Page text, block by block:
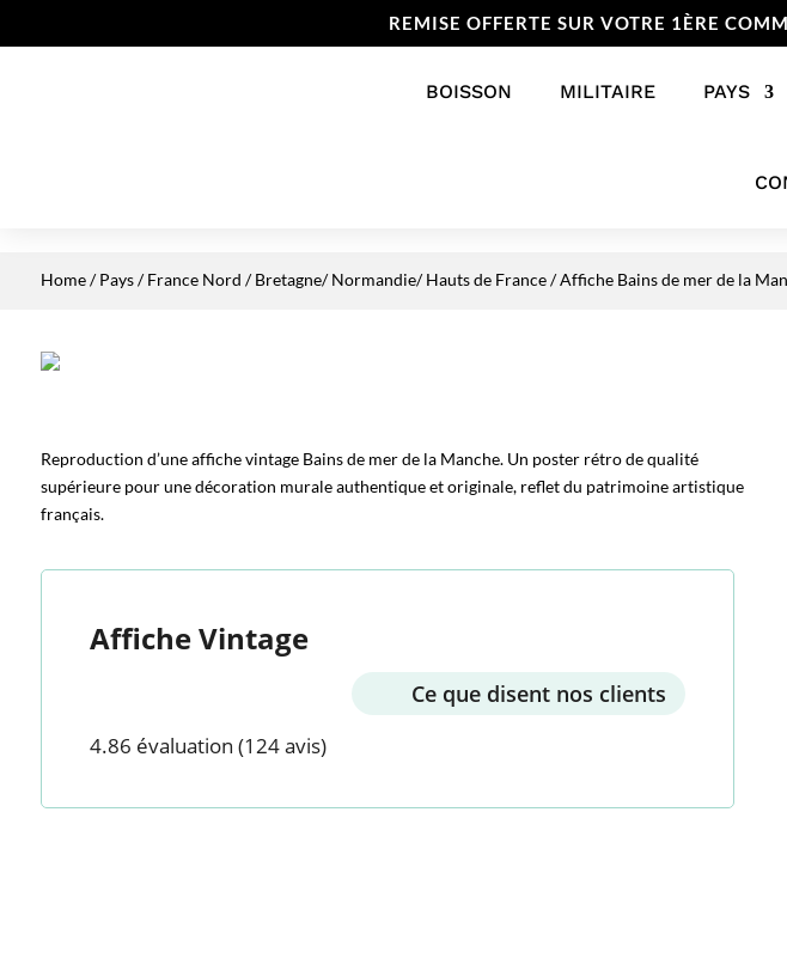
REMISE OFFERTE SUR VOTRE 1ÈRE
BOISSON MILITAIRE PAYS
Home/Pays/France Nord /Bretagne/ Normandie/ Hauts de France/ Affiche Bains de mer de la
Reproduction d’une affiche vintage Bains de mer de la Manche. Un poster rétro de qualité
supérieure pour une décoration murale authentique et originale, reflet du patrimoine artistique
français.
Affiche Vintage
Ce que disent nos clients
4.86 évaluation (124 avis)